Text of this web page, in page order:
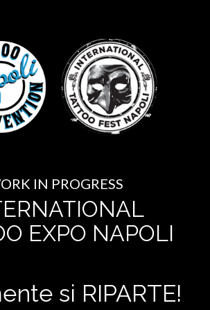
IN PROGRESS
EXPO NAPOLI
si RIPARTE!